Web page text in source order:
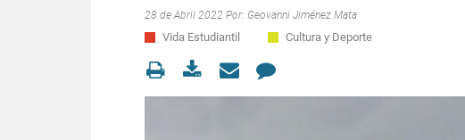
28 de Abril 2022 Por: Geovanni Jiménez Mata
Vida Estudiantil Cultura y Deporte